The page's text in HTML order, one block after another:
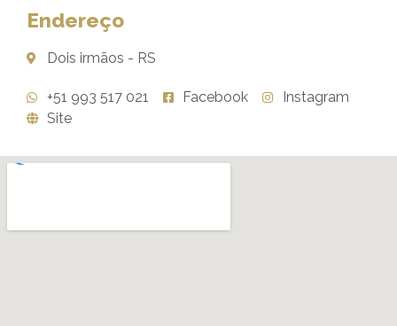
Endereço
Dois irmãos - RS
+51 993 517 021 Facebook
Instagram
Site